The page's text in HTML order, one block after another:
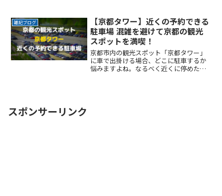
く近くに停めたい時間料金を気にせずイ
ベントを楽しみたい駐車場をReadMore...
雑記ブログ
【京都タワー】近くの予約できる
駐車場 混雑を避けて京都の観光
スポットを満喫！
京都市内の観光スポット「京都タワー」
に車で出掛ける場合、どこに駐車するか
悩みますよね。なるべく近くに停めたい
スポンサーリンク